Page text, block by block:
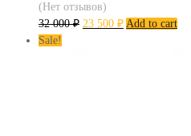
(Нет отзывов)
32 000₽ 23 500 ₽ Add to cart
Sale!